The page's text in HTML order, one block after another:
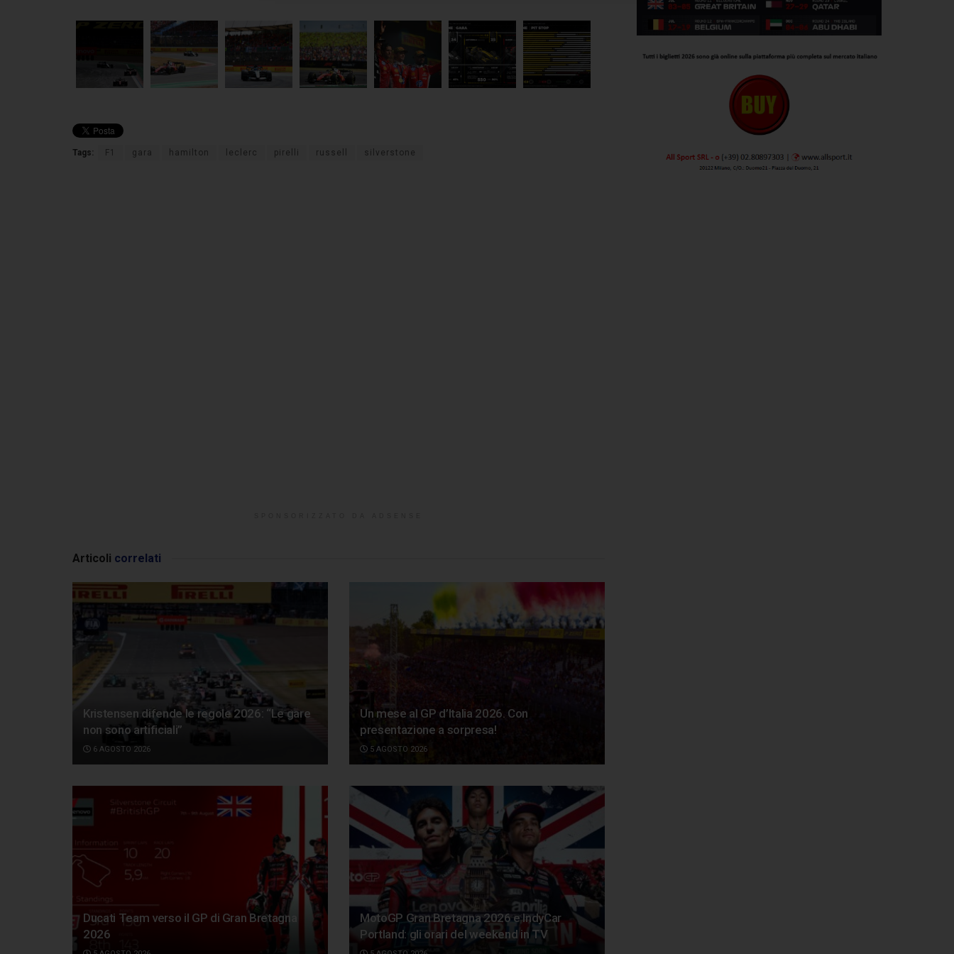
Tags: F1 gara hamilton leclerc pirelli russell silverstone
Articoli correlati
Kristensen difende le regole 2026: “Le gare
non sono artificiali”
6 AGOSTO 2026
Un mese al GP d’Italia 2026. Con
presentazione a sorpresa!
5 AGOSTO 2026
Ducati Team verso il GP di Gran Bretagna
2026
MotoGP Gran Bretagna 2026 e IndyCar
Portland: gli orari del weekend in TV